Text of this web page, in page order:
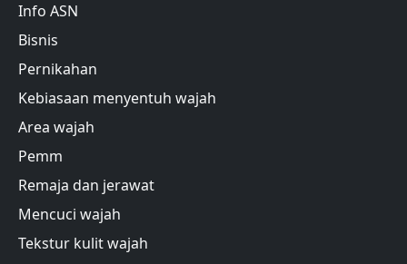
Info ASN
Bisnis
Pernikahan
Kebiasaan menyentuh wajah
Area wajah
Pemm
Remaja dan jerawat
Mencuci wajah
Tekstur kulit wajah